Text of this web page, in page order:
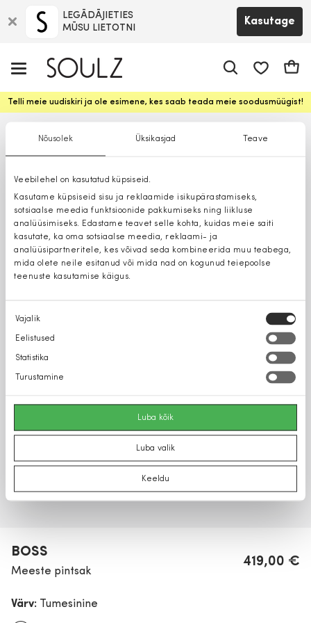
Nõusolek Üksikasjad Teave
Veebilehel on kasutatud küpsiseid.
Kasutame küpsiseid sisu ja reklaamide isikupärastamiseks,
sotsiaalse meedia funktsioonide pakkumiseks ning liikluse
analüüsimiseks. Edastame teavet selle kohta, kuidas meie saiti
kasutate, ka oma sotsiaalse meedia, reklaami- ja
analüüsipartneritele, kes võivad seda kombineerida muu teabega,
mida olete neile esitanud või mida nad on kogunud teiepoolse
teenuste kasutamise käigus.
Nõusoleku
valik
Vajalik
Eelistused
Statistika
Turustamine
Luba kõik
Luba valik
Keeldu
LEGĀDĀJIETIES
MŪSU LIETOTNI
Kasutage
Telli meie uudiskiri ja ole esimene, kes saab teada meie soodusmüügist!
BOSS
Meeste pintsak
419,00 €
Värv: Tumesinine